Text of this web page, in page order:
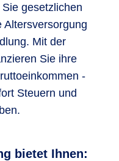
gesetzlichen
Altersversorgung
Mit der
Sie ihre
-
Steuern und
bietet Ihnen: